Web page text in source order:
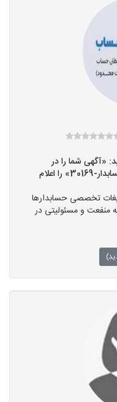
«آگهی شما را در
سایت هزار حسابدار دیده ام و کد «حسابدار-30169» را اعلام
تخصصی حسابدارها
و مسئولیتی در